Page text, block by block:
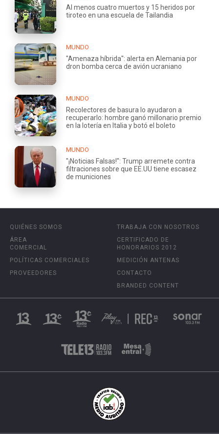
Al menos cuatro muertos y 15 heridos por
tiroteo en una escuela de Tailandia
MUNDO
"Amenaza híbrida": alerta en Alemania por
dron bomba cerca de avión ucraniano
MUNDO
Recolectores de basura lo ayudaron a
recuperarlo: hombre ganó millonario premio
en la lotería en Italia y botó el boleto
MUNDO
"¡Noticias Falsas!": Trump arremete contra
filtraciones sobre que EE.UU tiene escasez
de municiones
QUIÉNES SOMOS
ÁREA
COMERCIAL
POLÍTICAS COMERCIALES
PROVEEDORES
TRABAJA CON NOSOTROS
CERTIFICADO DE
HONORARIOS 2012
MEDICIÓN ANTENAS
CONTACTO
BRANDED CONTENT